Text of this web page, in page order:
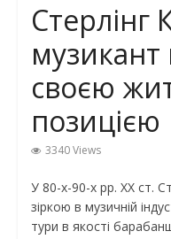
Стерлінг
музикант
своєю
позицією
3340 Views
У 80-х-90-х рр. XX ст.
зіркою в музичній
тури в якості